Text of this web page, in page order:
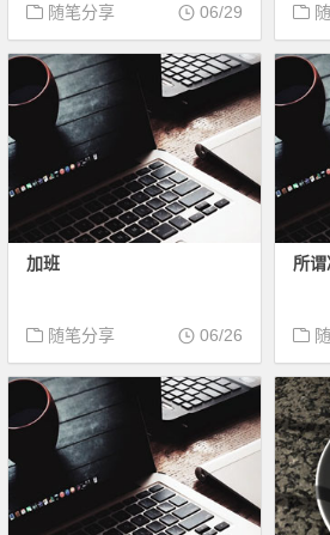
随笔分享 06/29
加班
随笔分享 06/26
所